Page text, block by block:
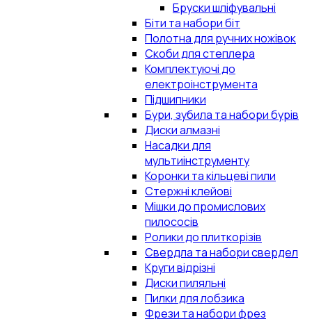
Бруски шліфувальні
Біти та набори біт
Полотна для ручних ножівок
Скоби для степлера
Комплектуючі до
електроінструмента
Підшипники
Бури, зубила та набори бурів
Диски алмазні
Насадки для
мультиінструменту
Коронки та кільцеві пили
Стержні клейові
Мішки до промислових
пилососів
Ролики до плиткорізів
Свердла та набори свердел
Круги відрізні
Диски пиляльні
Пилки для лобзика
Фрези та набори фрез